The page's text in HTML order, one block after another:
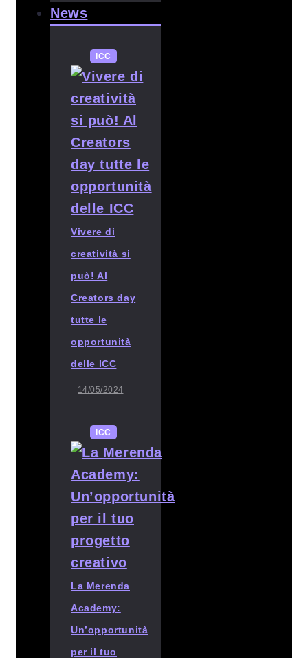
News
ICC
Vivere di
creatività si
può! Al
Creators day
tutte le
opportunità
delle ICC
14/05/2024
ICC
La Merenda
Academy:
Un’opportunità
per il tuo